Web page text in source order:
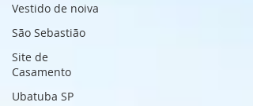
Vestido de noiva
São Sebastião
Site de
Casamento
Ubatuba SP